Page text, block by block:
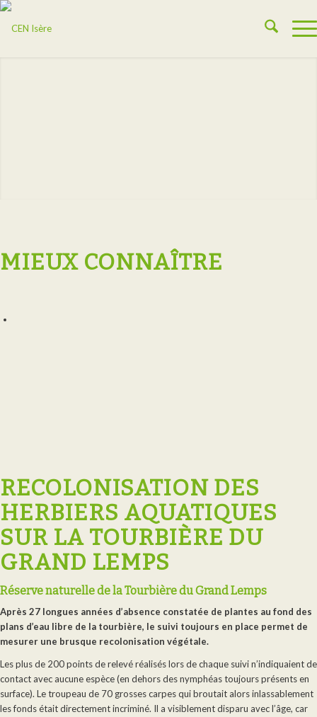
MIEUX CONNAÎTRE
RECOLONISATION DES
HERBIERS AQUATIQUES
SUR LA TOURBIÈRE DU
GRAND LEMPS
Réserve naturelle de la Tourbière du Grand Lemps
Après 27 longues années d’absence constatée de plantes au fond des
plans d’eau libre de la tourbière, le suivi toujours en place permet de
mesurer une brusque recolonisation végétale.
Les plus de 200 points de relevé réalisés lors de chaque suivi n’indiquaient de
contact avec aucune espèce (en dehors des nymphéas toujours présents en
surface). Le troupeau de 70 grosses carpes qui broutait alors inlassablement
les fonds était directement incriminé. Il a visiblement disparu avec l’âge, car